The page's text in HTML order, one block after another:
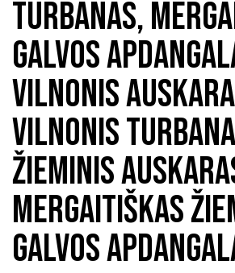
turbanas,
galvos
vilnonis
vilnonis
žieminis
mergaitiškas
galvos